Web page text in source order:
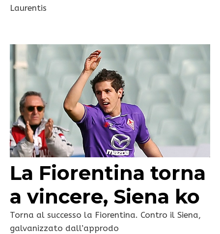
Laurentis
La Fiorentina torna
a vincere, Siena ko
Torna al successo la Fiorentina. Contro il Siena,
galvanizzato dall’approdo